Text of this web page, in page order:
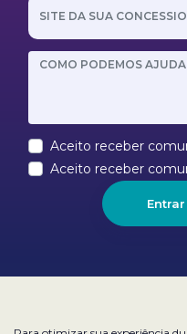
Aceito receber
Aceito receber